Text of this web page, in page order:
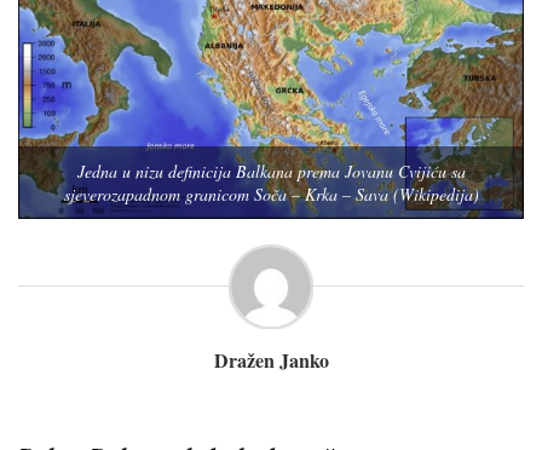
Jedna u nizu definicija Balkana prema Jovanu Cvijiću sa
sjeverozapadnom granicom Soča – Krka – Sava (Wikipedija)
Dražen Janko